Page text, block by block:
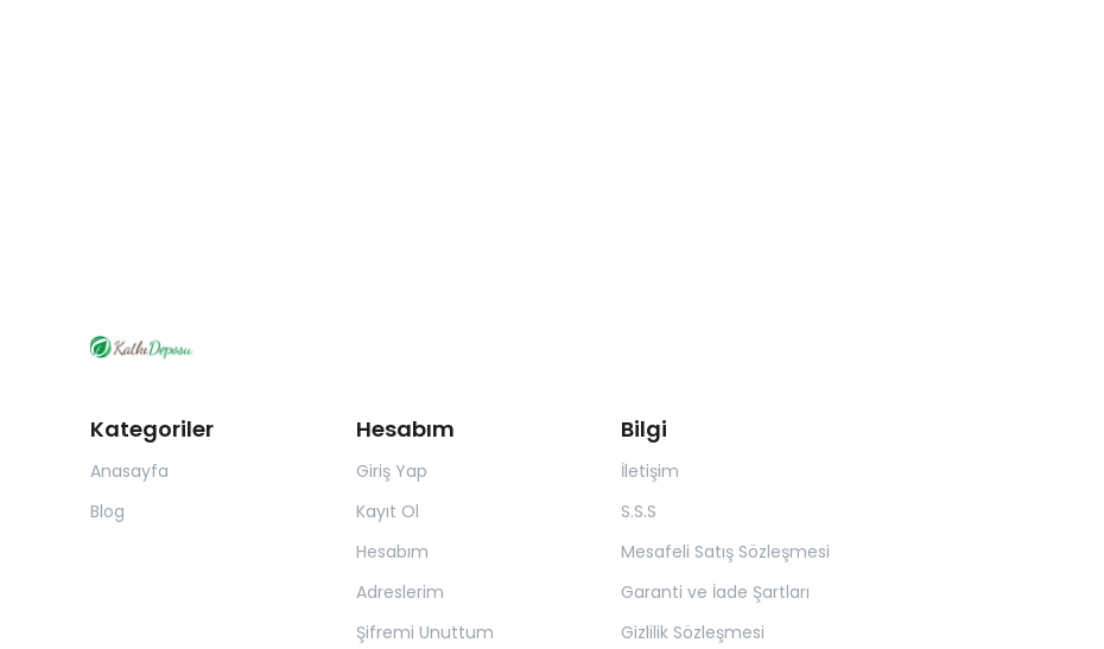
Kategoriler
Anasayfa
Blog
Hesabım
Giriş Yap
Kayıt Ol
Hesabım
Adreslerim
Şifremi Unuttum
Bilgi
İletişim
S.S.S
Mesafeli Satış Sözleşmesi
Garanti ve İade Şartları
Gizlilik Sözleşmesi